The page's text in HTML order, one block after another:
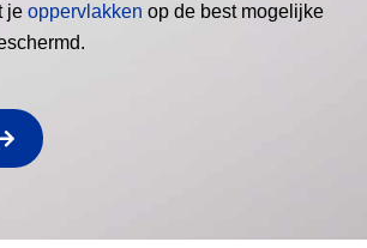
je oppervlakken op de best mogelijke